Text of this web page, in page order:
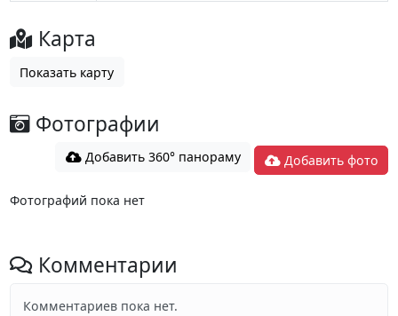
Карта
Показать карту
Фотографии
Добавить 360° панораму Добавить фото
Фотографий пока нет
Комментарии
Комментариев пока нет.